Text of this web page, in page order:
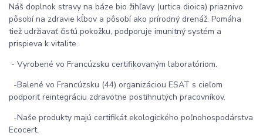
Náš doplnok stravy na báze bio žihľavy (urtica dioica) priaznivo
pôsobí na zdravie kĺbov a pôsobí ako prírodný drenáž. Pomáha
tiež udržiavať čistú pokožku, podporuje imunitný systém a
prispieva k vitalite.
- Vyrobené vo Francúzsku certifikovaným laboratóriom.
-Balené vo Francúzsku (44) organizáciou ESAT s cieľom
podporiť reintegráciu zdravotne postihnutých pracovníkov.
-Naše produkty majú certifikát ekologického poľnohospodárstva
Ecocert.